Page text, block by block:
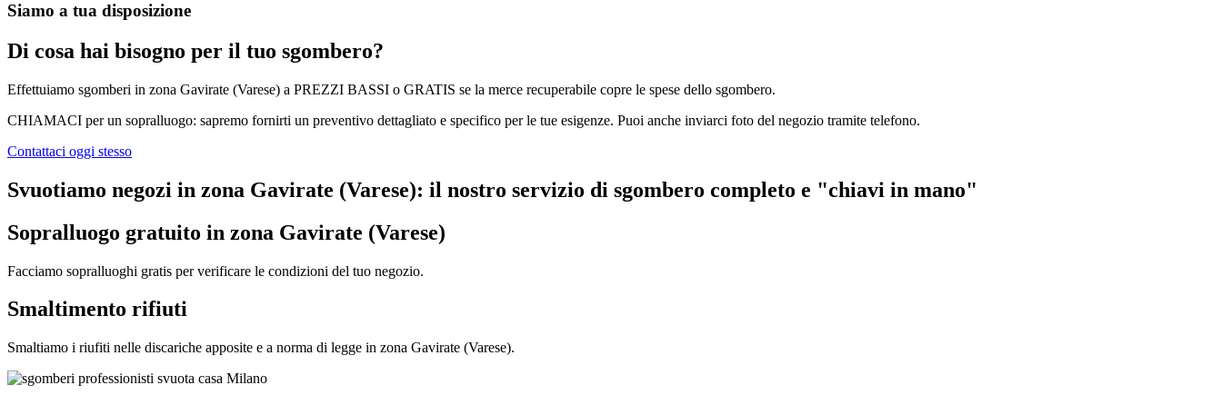
Siamo a tua disposizione
Di cosa hai bisogno per il tuo sgombero?
Effettuiamo sgomberi in zona Gavirate (Varese) a PREZZI BASSI o GRATIS se la merce recuperabile copre le spese dello sgombero.
CHIAMACI per un sopralluogo: sapremo fornirti un preventivo dettagliato e specifico per le tue esigenze. Puoi anche inviarci foto del negozio tramite telefono.
Contattaci oggi stesso
Svuotiamo negozi in zona Gavirate (Varese): il nostro servizio di sgombero completo e "chiavi in mano"
Sopralluogo gratuito in zona Gavirate (Varese)
Facciamo sopralluoghi gratis per verificare le condizioni del tuo negozio.
Smaltimento rifiuti
Smaltiamo i riufiti nelle discariche apposite e a norma di legge in zona Gavirate (Varese).